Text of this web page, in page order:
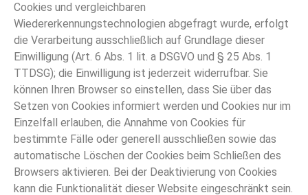
Cookies und vergleichbaren
Wiedererkennungstechnologien abgefragt wurde, erfolgt
die Verarbeitung ausschließlich auf Grundlage dieser
Einwilligung (Art. 6 Abs. 1 lit. a DSGVO und § 25 Abs. 1
TTDSG); die Einwilligung ist jederzeit widerrufbar. Sie
können Ihren Browser so einstellen, dass Sie über das
Setzen von Cookies informiert werden und Cookies nur im
Einzelfall erlauben, die Annahme von Cookies für
bestimmte Fälle oder generell ausschließen sowie das
automatische Löschen der Cookies beim Schließen des
Browsers aktivieren. Bei der Deaktivierung von Cookies
kann die Funktionalität dieser Website eingeschränkt sein.